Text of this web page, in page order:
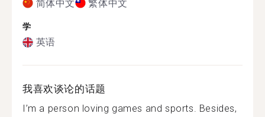
简体中文 繁体中文
学
英语
我喜欢谈论的话题
I’m a person loving games and sports. Besides,